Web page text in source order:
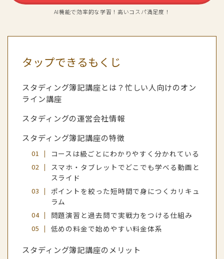
AI機能で効率的な学習！高いコスパ満足度！
タップできるもくじ
スタディング簿記講座とは？忙しい人向けのオン
ライン講座
スタディングの運営会社情報
スタディング簿記講座の特徴
コースは級ごとにわかりやすく分かれている
スマホ・タブレットでどこでも学べる動画と
スライド
ポイントを絞った短時間で身につくカリキュ
ラム
問題演習と過去問で実戦力をつける仕組み
低めの料金で始めやすい料金体系
スタディング簿記講座のメリット